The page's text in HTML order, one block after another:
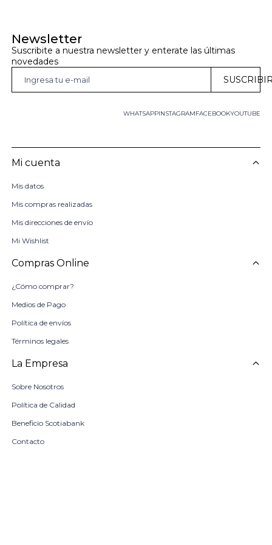
Newsletter
Suscribite a nuestra newsletter y enterate las últimas
novedades
WHATSAPP FACEBOOKYOUTUBE
INSTAGRAM
Mi cuenta
Mis datos
Mis compras realizadas
Mis direcciones de envío
Mi Wishlist
Compras Online
¿Cómo comprar?
Medios de Pago
Política de envíos
Términos legales
La Empresa
Sobre Nosotros
Política de Calidad
Beneficio Scotiabank
Contacto